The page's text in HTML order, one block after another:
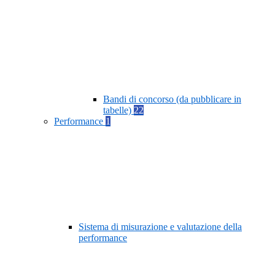
Bandi di concorso (da pubblicare in
tabelle) 22
Performance 1
Sistema di misurazione e valutazione della
performance